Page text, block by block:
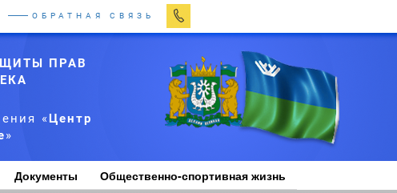
ОБРАТНАЯ СВЯЗЬ
ПРАВ
«Центр
»
Документы Общественно-спортивная жизнь